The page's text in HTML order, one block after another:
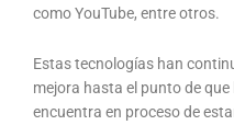
como YouTube, entre otros.
Estas tecnologías han
mejora hasta el punto de
encuentra en proceso de